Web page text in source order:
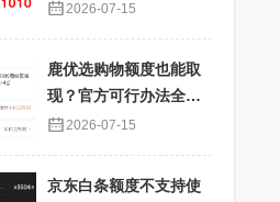
2026-07-15
鹿优选购物额度也能取
现？官方可行办法全解
析 2026-07-15
京东白条额度不支持使